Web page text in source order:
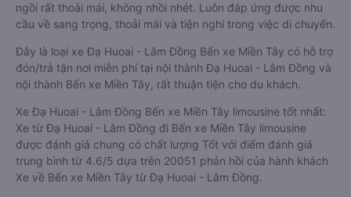
ngồi rất thoải mái, không nhồi nhét. Luôn đáp ứng được nhu
cầu về sang trọng, thoải mái và tiện nghi trong việc di chuyển.
Đây là loại xe Đạ Huoai - Lâm Đồng Bến xe Miền Tây có hỗ trợ
đón/trả tận nơi miễn phí tại nội thành Đạ Huoai - Lâm Đồng và
nội thành Bến xe Miền Tây, rất thuận tiện cho du khách.
Xe Đạ Huoai - Lâm Đồng Bến xe Miền Tây limousine tốt nhất:
Xe từ Đạ Huoai - Lâm Đồng đi Bến xe Miền Tây limousine
được đánh giá chung có chất lượng Tốt với điểm đánh giá
trung bình từ 4.6/5 dựa trên 20051 phản hồi của hành khách
Xe về Bến xe Miền Tây từ Đạ Huoai - Lâm Đồng.